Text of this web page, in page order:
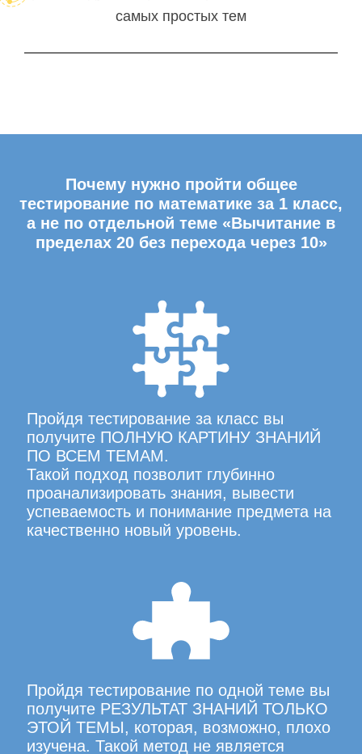
самых простых тем
Почему нужно пройти общее
тестирование по математике за 1 класс,
а не по отдельной теме «Вычитание в
пределах 20 без перехода через 10»
Пройдя тестирование за класс вы
получите ПОЛНУЮ КАРТИНУ ЗНАНИЙ
ПО ВСЕМ ТЕМАМ.
Такой подход позволит глубинно
проанализировать знания, вывести
успеваемость и понимание предмета на
качественно новый уровень.
Пройдя тестирование по одной теме вы
получите РЕЗУЛЬТАТ ЗНАНИЙ ТОЛЬКО
ЭТОЙ ТЕМЫ, которая, возможно, плохо
изучена. Такой метод не является